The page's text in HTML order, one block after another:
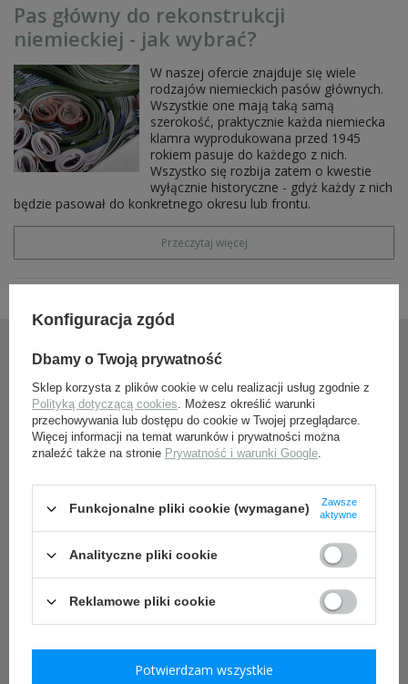
kabury i pokrowce na granatniki
żabki, noże, bagnety i akcesoria
łopatki, toporki i akcesoria
manierki, menażki i akcesoria
latarki, lornetki, okulary i akcesoria
mapniki
higiena i sen
HEŁMY NIEMIECKIE I DODATKI
kalkomanie na hełmy
hełmy niemieckie
pokrowce i siatki na hełmy
CZAPKI NIEMIECKIE
czapki służbowe - schirmmützen
czapki kamuflażowe - tarnmützen
czapki m43 - einheitsfeldmützen
czapki tropikalne, górskie i zimowe -
tropenmützen, bergmützen & wintermützen
BUTY NIEMIECKIE I DODATKI
INSYGNIA I ODZNACZENIA NIEMIECKIE
flagi
stopnie kamuflażowe
taśmy podoficerskie
naramienniki
na kołnierz
na tors
odznaczenia
na czapkę
specjalizacje
Pas główny do rekonstrukcji
niemieckiej - jak wybrać?
W naszej ofercie znajduje się wiele
rodzajów niemieckich pasów głównych.
Wszystkie one mają taką samą
szerokość, praktycznie każda niemiecka
klamra wyprodukowana przed 1945
rokiem pasuje do każdego z nich.
Wszystko się rozbija zatem o kwestie
wyłącznie historyczne - gdyż każdy z nich
będzie pasował do konkretnego okresu lub frontu.
Przeczytaj więcej
MOJE KONTO
Najczęściej zadawane pytania
Zarejestruj się
Koszyk
Obserwowane
Historia transakcji
Konfiguracja zgód
Dbamy o Twoją prywatność
Sklep korzysta z plików cookie w celu realizacji usług zgodnie z
Polityką dotyczącą cookies. Możesz określić warunki
przechowywania lub dostępu do cookie w Twojej przeglądarce.
Więcej informacji na temat warunków i prywatności można
znaleźć także na stronie Prywatność i warunki Google.
Funkcjonalne pliki cookie (wymagane)
Zawsze
aktywne
Analityczne pliki cookie
Reklamowe pliki cookie
Potwierdzam wszystkie